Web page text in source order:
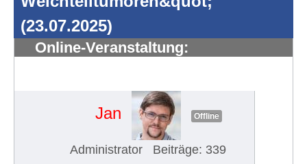
(23.07.2025)
Online-Veranstaltung:
Jan Offline
Administrator Beiträge: 339